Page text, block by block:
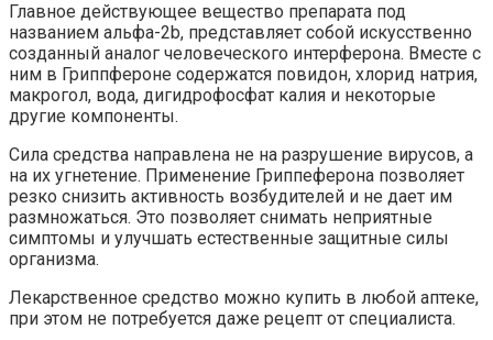
Главное действующее вещество препарата под
названием альфа-2b, представляет собой искусственно
созданный аналог человеческого интерферона. Вместе с
ним в Гриппфероне содержатся повидон, хлорид натрия,
макрогол, вода, дигидрофосфат калия и некоторые
другие компоненты.
Сила средства направлена не на разрушение вирусов, а
на их угнетение. Применение Гриппеферона позволяет
резко снизить активность возбудителей и не дает им
размножаться. Это позволяет снимать неприятные
симптомы и улучшать естественные защитные силы
организма.
Лекарственное средство можно купить в любой аптеке,
при этом не потребуется даже рецепт от специалиста.